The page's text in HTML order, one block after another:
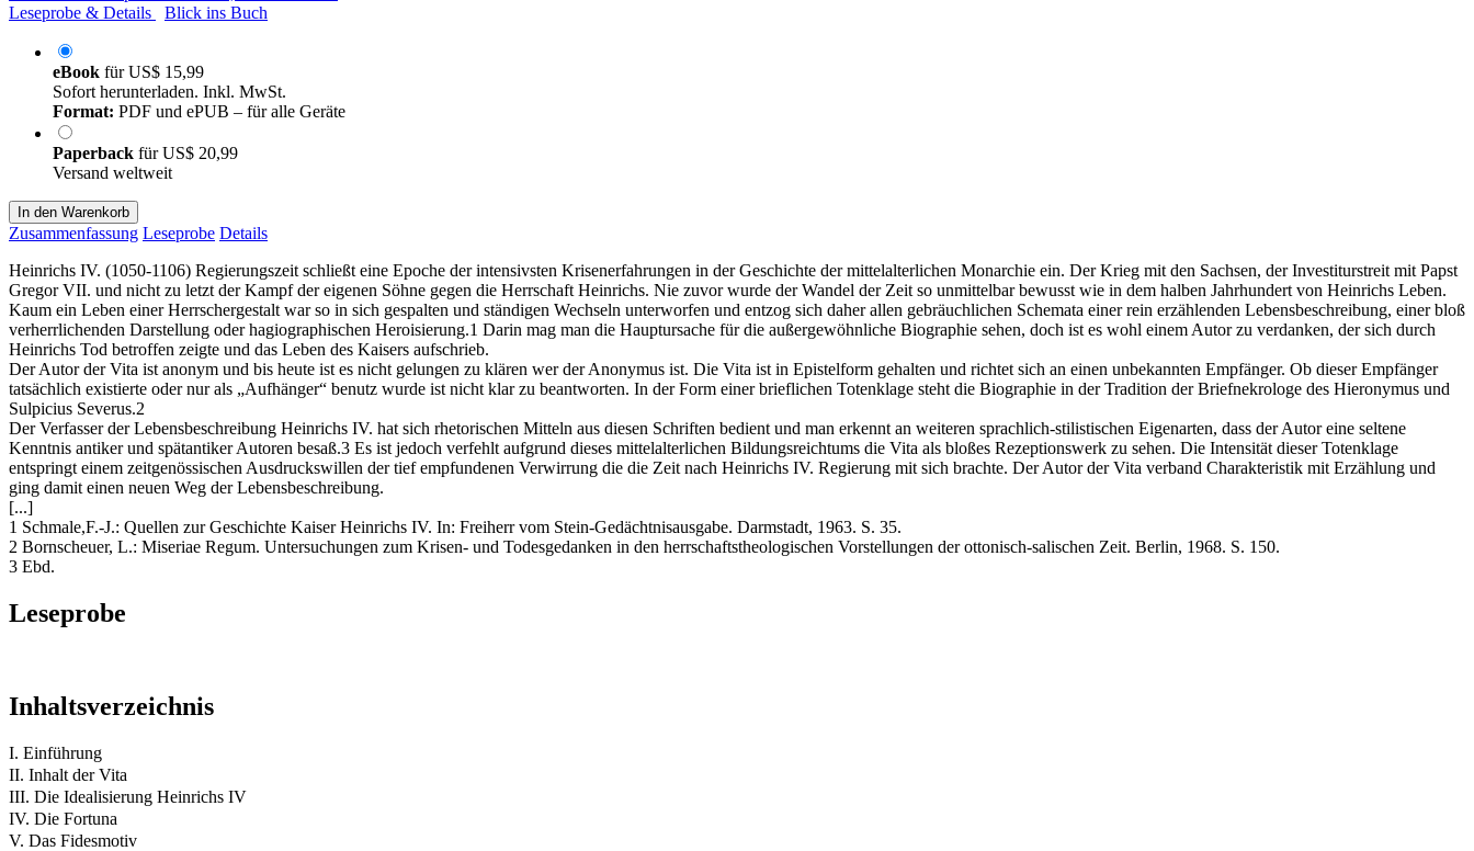
Leseprobe & Details
Blick ins Buch
eBook fürUS$ 15,99
Sofort herunterladen. Inkl. MwSt.
Format: PDF und ePUB – für alle Geräte
Paperback fürUS$ 20,99
Versand weltweit
In den Warenkorb
Zusammenfassung Leseprobe Details
Heinrichs IV. (1050-1106) Regierungszeit schließt eine Epoche der intensivsten Krisenerfahrungen in der Geschichte der mittelalterlichen Monarchie ein. Der Krieg mit den Sachsen, der Investiturstreit mit Papst
Gregor VII. und nicht zu letzt der Kampf der eigenen Söhne gegen die Herrschaft Heinrichs. Nie zuvor wurde der Wandel der Zeit so unmittelbar bewusst wie in dem halben Jahrhundert von Heinrichs Leben.
Kaum ein Leben einer Herrschergestalt war so in sich gespalten und ständigen Wechseln unterworfen und entzog sich daher allen gebräuchlichen Schemata einer rein erzählenden Lebensbeschreibung, einer bloß
verherrlichenden Darstellung oder hagiographischen Heroisierung.1 Darin mag man die Hauptursache für die außergewöhnliche Biographie sehen, doch ist es wohl einem Autor zu verdanken, der sich durch
Heinrichs Tod betroffen zeigte und das Leben des Kaisers aufschrieb.
Der Autor der Vita ist anonym und bis heute ist es nicht gelungen zu klären wer der Anonymus ist. Die Vita ist in Epistelform gehalten und richtet sich an einen unbekannten Empfänger. Ob dieser Empfänger
tatsächlich existierte oder nur als „Aufhänger“ benutz wurde ist nicht klar zu beantworten. In der Form einer brieflichen Totenklage steht die Biographie in der Tradition der Briefnekrologe des Hieronymus und
Sulpicius Severus.2
Der Verfasser der Lebensbeschreibung Heinrichs IV. hat sich rhetorischen Mitteln aus diesen Schriften bedient und man erkennt an weiteren sprachlich-stilistischen Eigenarten, dass der Autor eine seltene
Kenntnis antiker und spätantiker Autoren besaß.3 Es ist jedoch verfehlt aufgrund dieses mittelalterlichen Bildungsreichtums die Vita als bloßes Rezeptionswerk zu sehen. Die Intensität dieser Totenklage
entspringt einem zeitgenössischen Ausdruckswillen der tief empfundenen Verwirrung die die Zeit nach Heinrichs IV. Regierung mit sich brachte. Der Autor der Vita verband Charakteristik mit Erzählung und
ging damit einen neuen Weg der Lebensbeschreibung.
[...]
1 Schmale,F.-J.: Quellen zur Geschichte Kaiser Heinrichs IV. In: Freiherr vom Stein-Gedächtnisausgabe. Darmstadt, 1963. S. 35.
2 Bornscheuer, L.: Miseriae Regum. Untersuchungen zum Krisen- und Todesgedanken in den herrschaftstheologischen Vorstellungen der ottonisch-salischen Zeit. Berlin, 1968. S. 150.
3 Ebd.
Leseprobe
Inhaltsverzeichnis
I. Einführung
II. Inhalt der Vita
III. Die Idealisierung Heinrichs IV
IV. Die Fortuna
V. Das Fidesmotiv